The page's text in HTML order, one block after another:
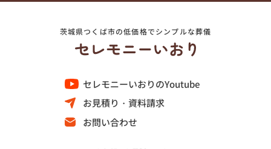
茨城県つくば市の低価格でシンプルな葬儀
セレモニーいおりのYoutube
お見積り・資料請求
お問い合わせ